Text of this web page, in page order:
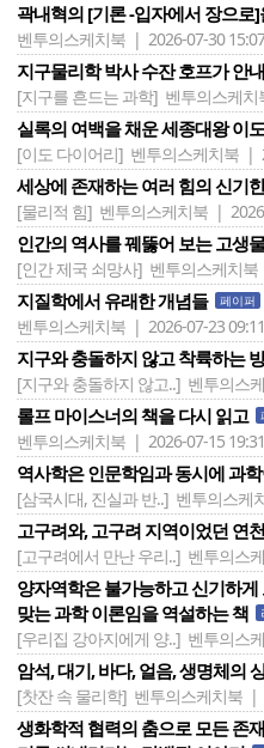
곽내혁의 [기론 -입자에서 장으로
벤투의스케치북 | 2026-07-30
지구물리학 박사 수잔 호프가 안
[지구를 흔드는 과학] 벤투의스케
실록의 여백을 채운 세종대왕 이
[이도 다이어리] 벤투의스케치북 |
세상에 존재하는 여러 힘의 신기
[물리적 힘] 벤투의스케치북 |
인간의 역사를 꿰뚫어 보는 고생
[인간 제국 쇠망사] 벤투의스케치
지질학에서 유래한 개념들 페이퍼
벤투의스케치북 | 2026-07-23 09:11
지구와 충돌하지 않고 착륙하는
[지구와 충돌하지 않고..] 벤투의스
롤프 마이스너의 책을 다시 읽고
벤투의스케치북 | 2026-07-15 19:31
역사학은 인문학임과 동시에 과
[삼국시대, 진실과 반..] 벤투의스케
고구려와, 고구려 지역이었던 연
[고구려에서 만난 우리..] 벤투의스
양자역학은 불가능하고 신기하
맞는 과학 이론임을 역설하는 책
[우리집 강아지에게 양..] 벤투의스
암석, 대기, 바다, 얼음, 생명체의
[찻잔 속 물리학] 벤투의스케치북 |
생화학적 협력의 춤으로 모든 존